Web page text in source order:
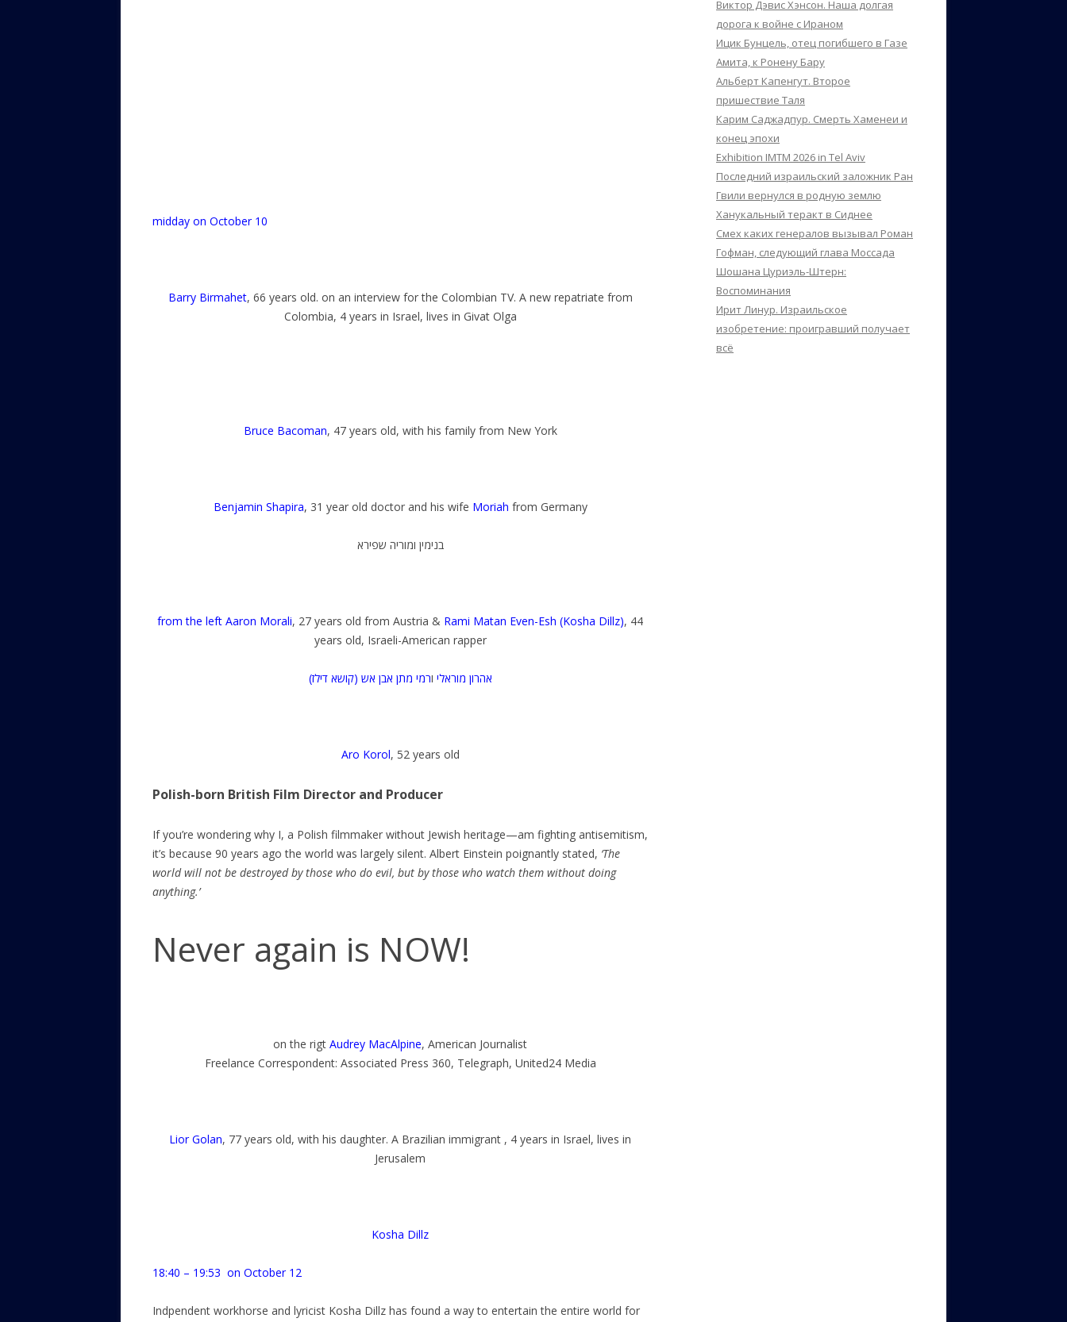
midday on October 10
Barry Birmahet, 66 years old. on an interview for the Colombian TV. A new repatriate from
Colombia, 4 years in Israel, lives in Givat Olga
Bruce Bacoman, 47 years old, with his family from New York
Benjamin Shapira, 31 year old doctor and his wife Moriah from Germany
בנימין ומוריה שפירא
from the left Aaron Morali, 27 years old from Austria & Rami Matan Even-Esh (Kosha Dillz), 44
years old, Israeli-American rapper
אהרון מוראלי ורמי מתן אבן אש (קושא דילז)
Aro Korol, 52 years old
Polish-born British Film Director and Producer
If you’re wondering why I, a Polish filmmaker without Jewish heritage—am fighting antisemitism,
it’s because 90 years ago the world was largely silent. Albert Einstein poignantly stated, ‘The
world will not be destroyed by those who do evil, but by those who watch them without doing
anything.’
Never again is NOW!
on the rigtAudrey MacAlpine, American Journalist
Freelance Correspondent: Associated Press 360, Telegraph, United24 Media
Lior Golan, 77 years old, with his daughter. A Brazilian immigrant , 4 years in Israel, lives in
Jerusalem
Kosha Dillz
18:40 – 19:53 on October 12
Indpendent workhorse and lyricist Kosha Dillz has found a way to entertain the entire world for
Виктор Дэвис Хэнсон. Наша долгая
дорога к войне с Ираном
Ицик Бунцель, отец погибшего в Газе
Амита, к Ронену Бару
Альберт Капенгут. Второе
пришествие Таля
Карим Саджадпур. Смерть Хаменеи и
конец эпохи
Exhibition IMTM 2026 in Tel Aviv
Последний израильский заложник Ран
Гвили вернулся в родную землю
Ханукальный теракт в Сиднее
Смех каких генералов вызывал Роман
Гофман, следующий глава Моссада
Шошана Цуриэль-Штерн:
Воспоминания
Ирит Линур. Израильское
изобретение: проигравший получает
всё